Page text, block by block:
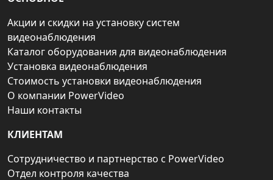
Акции и скидки на установку систем
видеонаблюдения
Каталог оборудования для видеонаблюдения
Установка видеонаблюдения
Стоимость установки видеонаблюдения
О компании PowerVideo
Наши контакты
КЛИЕНТАМ
Сотрудничество и партнерство с PowerVideo
Отдел контроля качества